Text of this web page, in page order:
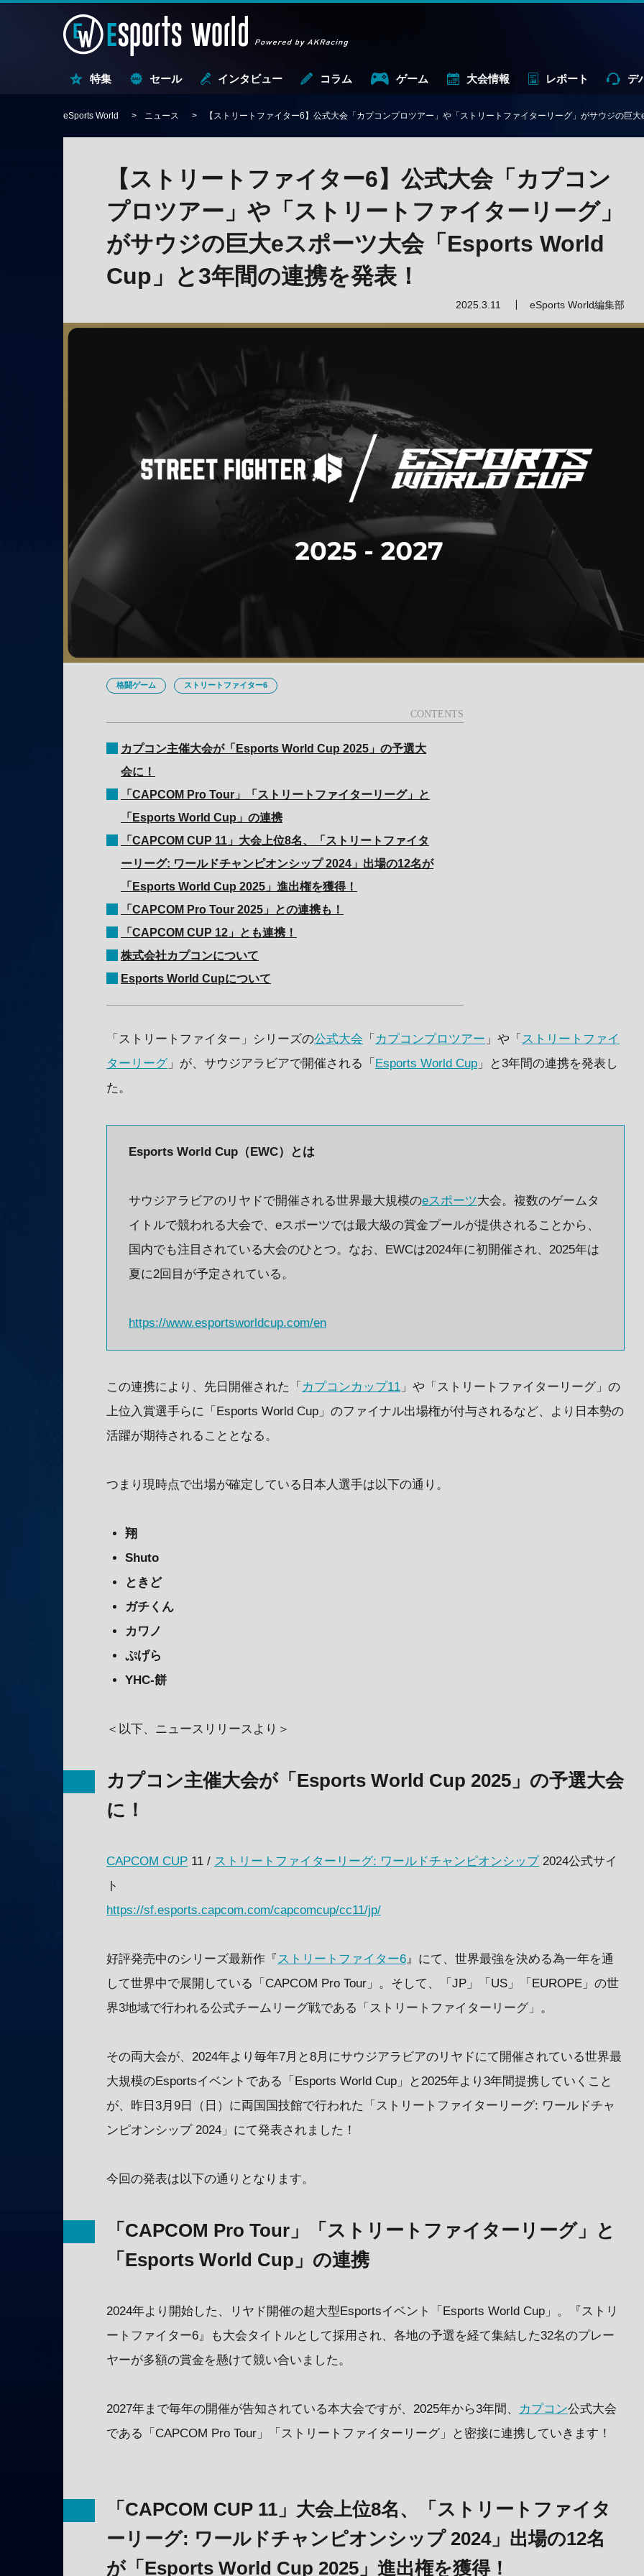
特集 セール インタビュー コラム ゲーム 大会情報 レポート デ
eSports World ニュース 【ストリートファイター6】公式大会「カプコンプロツアー」や「ストリートファイターリーグ」がサウジの巨
【ストリートファイター6】公式大会「カプコン
プロツアー」や「ストリートファイターリーグ」
がサウジの巨大eスポーツ大会「Esports World
Cup」と3年間の連携を発表！
2025.3.11 eSports World編集部
格闘ゲーム ストリートファイター6
カプコン主催大会が「Esports World Cup 2025」の予選大
会に！
「CAPCOM Pro Tour」「ストリートファイターリーグ」と
「Esports World Cup」の連携
「CAPCOM CUP 11」大会上位8名、「ストリートファイタ
ーリーグ: ワールドチャンピオンシップ 2024」出場の12名が
「Esports World Cup 2025」進出権を獲得！
「CAPCOM Pro Tour 2025」との連携も！
「CAPCOM CUP 12」とも連携！
株式会社カプコンについて
Esports World Cupについて
「ストリートファイター」シリーズの公式大会 「 カプコンプロツアー 」や「 ストリートファイ
ターリーグ」が、サウジアラビアで開催される「 Esports World Cup 」と3年間の連携を発表し
た。
Esports World Cup（EWC）とは
サウジアラビアのリヤドで開催される世界最大規模のeスポーツ大会。複数のゲームタ
イトルで競われる大会で、eスポーツでは最大級の賞金プールが提供されることから、
国内でも注目されている大会のひとつ。なお、EWCは2024年に初開催され、2025年は
夏に2回目が予定されている。
https://www.esportsworldcup.com/en
この連携により、先日開催された「 カプコンカップ11 」や「ストリートファイターリーグ」の
上位入賞選手らに「Esports World Cup」のファイナル出場権が付与されるなど、より日本勢の
活躍が期待されることとなる。
つまり現時点で出場が確定している日本人選手は以下の通り。
翔
Shuto
ときど
ガチくん
カワノ
ぷげら
YHC-餅
＜以下、ニュースリリースより＞
カプコン主催大会が「Esports World Cup 2025」の予選大会
に！
CAPCOM CUP 11 / ストリートファイターリーグ: ワールドチャンピオンシップ2024公式サイ
ト
https://sf.esports.capcom.com/capcomcup/cc11/jp/
好評発売中のシリーズ最新作『 ストリートファイター6 』にて、世界最強を決める為一年を通
して世界中で展開している「CAPCOM Pro Tour」。そして、「JP」「US」「EUROPE」の世
界3地域で行われる公式チームリーグ戦である「ストリートファイターリーグ」。
その両大会が、2024年より毎年7月と8月にサウジアラビアのリヤドにて開催されている世界最
大規模のEsportsイベントである「Esports World Cup」と2025年より3年間提携していくこと
が、昨日3月9日（日）に両国国技館で行われた「ストリートファイターリーグ: ワールドチャ
ンピオンシップ 2024」にて発表されました！
今回の発表は以下の通りとなります。
「CAPCOM Pro Tour」「ストリートファイターリーグ」と
「Esports World Cup」の連携
2024年より開始した、リヤド開催の超大型Esportsイベント「Esports World Cup」。『ストリ
ートファイター6』も大会タイトルとして採用され、各地の予選を経て集結した32名のプレー
ヤーが多額の賞金を懸けて競い合いました。
2027年まで毎年の開催が告知されている本大会ですが、2025年から3年間、 カプコン公式大会
である「CAPCOM Pro Tour」「ストリートファイターリーグ」と密接に連携していきます！
「CAPCOM CUP 11」大会上位8名、「ストリートファイタ
ーリーグ: ワールドチャンピオンシップ 2024」出場の12名
が「Esports World Cup 2025」進出権を獲得！